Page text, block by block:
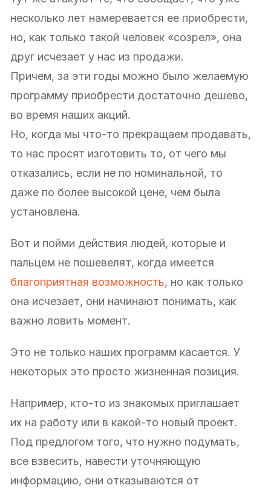
несколько лет намеревается ее приобрести,
но, как только такой человек «созрел», она
друг исчезает у нас из продажи.
Причем, за эти годы можно было желаемую
программу приобрести достаточно дешево,
во время наших акций.
Но, когда мы что-то прекращаем продавать,
то нас просят изготовить то, от чего мы
отказались, если не по номинальной, то
даже по более высокой цене, чем была
установлена.
Вот и пойми действия людей, которые и
пальцем не пошевелят, когда имеется
благоприятная возможность, но как только
она исчезает, они начинают понимать, как
важно ловить момент.
Это не только наших программ касается. У
некоторых это просто жизненная позиция.
Например, кто-то из знакомых приглашает
их на работу или в какой-то новый проект.
Под предлогом того, что нужно подумать,
все взвесить, навести уточняющую
информацию, они отказываются от